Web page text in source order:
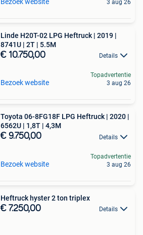
3 aug 26
Linde H20T-02 LPG Heftruck | 2019 |
8741U | 2T | 5.5M
€ 10.750,00 Details
Bezoek website
Topadvertentie
3 aug 26
Toyota 06-8FG18F LPG Heftruck | 2020 |
6562U | 1,8T | 4,3M
€ 9.750,00 Details
Bezoek website
Topadvertentie
3 aug 26
Heftruck hyster 2 ton triplex
€ 7.250,00 Details